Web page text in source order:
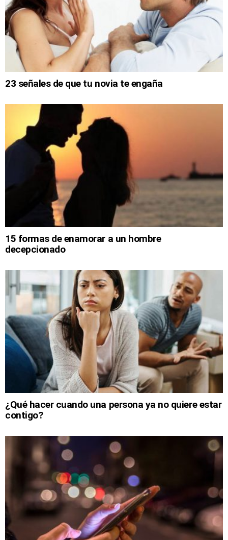
23 señales de que tu novia te engaña
15 formas de enamorar a un hombre
decepcionado
¿Qué hacer cuando una persona ya no quiere estar
contigo?